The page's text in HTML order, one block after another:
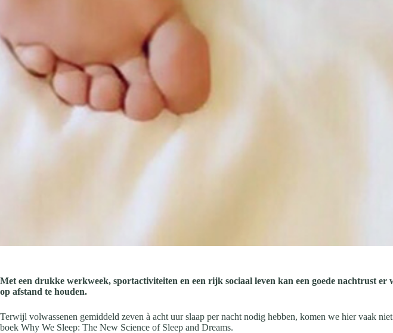
Met een drukke werkweek, sportactiviteiten en een rijk sociaal leven kan een goede nachtrust
op afstand te houden.
Terwijl volwassenen gemiddeld zeven à acht uur slaap per nacht nodig hebben, komen we hier vaak
boek Why We Sleep: The New Science of Sleep and Dreams.